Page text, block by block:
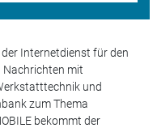
der Internetdienst für den
mit
und
zum Thema
bekommt der